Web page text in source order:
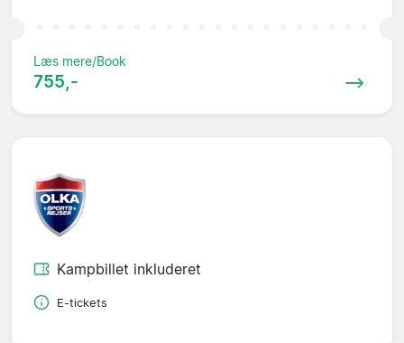
Læs mere/Book
755,-
Kampbillet inkluderet
E-tickets